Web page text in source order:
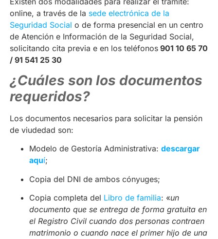
online, a través de la sede electrónica de la
Seguridad Social o de forma presencial en un centro
de Atención e Información de la Seguridad Social,
solicitando cita previa e en los teléfonos 901 10 65 70
/ 91 541 25 30
¿Cuáles son los documentos
requeridos?
Los documentos necesarios para solicitar la pensión
de viudedad son:
Modelo de Gestoría Administrativa: descargar
aquí;
Copia del DNI de ambos cónyuges;
Copia completa del Libro de familia: «un
documento que se entrega de forma gratuita en
el Registro Civil cuando dos personas contraen
matrimonio o cuando nace el primer hijo de una